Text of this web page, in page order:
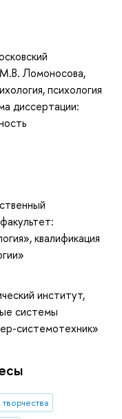
Ломоносова,
психология
диссертации:
квалификация
институт,
системы
системотехник»